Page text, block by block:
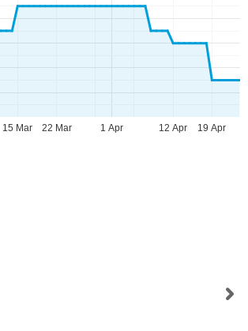
1 Apr
15 Mar 22 Mar 12 Apr 19 Apr